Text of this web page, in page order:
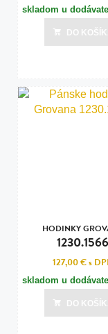
skladom u
dní
Posledná aktualizácia
DO
HODINKY
1230.1566
127,00 €s
skladom u
dní
Posledná aktualizácia
DO